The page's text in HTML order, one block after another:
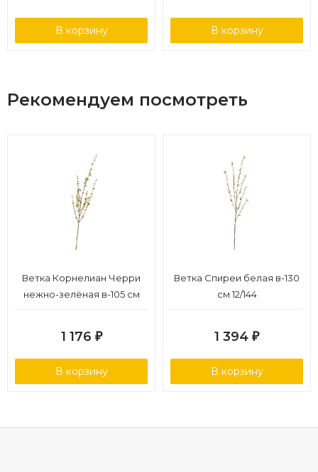
В корзину В корзину
Рекомендуем посмотреть
Ветка Корнелиан Черри
нежно-зелёная в-105 см
1 176 ₽
В корзину
Ветка Спиреи белая в-130
см 12/144
1 394 ₽
В корзину